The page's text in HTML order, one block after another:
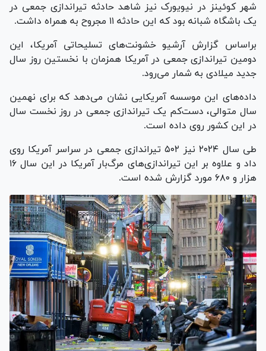
شهر کوئینز در نیویورک نیز شاهد حادثه تیراندازی جمعی در
یک باشگاه شبانه بود که این حادثه ۱۱ مجروح به همراه داشت.
براساس گزارش آرشیو خشونت‌های تسلیحاتی آمریکا، این
دومین تیراندازی جمعی در آمریکا همزمان با نخستین روز سال
جدید میلادی به شمار می‌رود.
داده‌های این موسسه آمریکایی نشان می‌دهد که برای نهمین
سال متوالی، دست‌کم یک تیراندازی جمعی در روز نخست سال
در این کشور روی داده است.
طی سال ۲۰۲۴ نیز ۵۰۲ تیراندازی جمعی در سراسر آمریکا روی
داد و علاوه بر این تیراندازی‌های مرگ‌بار آمریکا در این سال ۱۶
هزار و ۶۸۰ مورد گزارش شده است.